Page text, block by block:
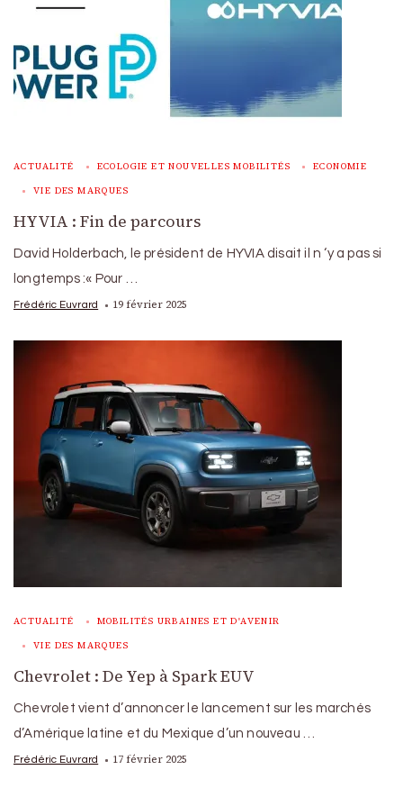
ACTUALITÉ ECOLOGIE ET NOUVELLES MOBILITÉS ECONOMIE
VIE DES MARQUES
HYVIA : Fin de parcours
David Holderbach, le président de HYVIA disait il n ‘y a pas si
longtemps :« Pour …
Frédéric Euvrard 19 février 2025
ACTUALITÉ MOBILITÉS URBAINES ET D'AVENIR
VIE DES MARQUES
Chevrolet : De Yep à Spark EUV
Chevrolet vient d’annoncer le lancement sur les marchés
d’Amérique latine et du Mexique d’un nouveau …
Frédéric Euvrard 17 février 2025